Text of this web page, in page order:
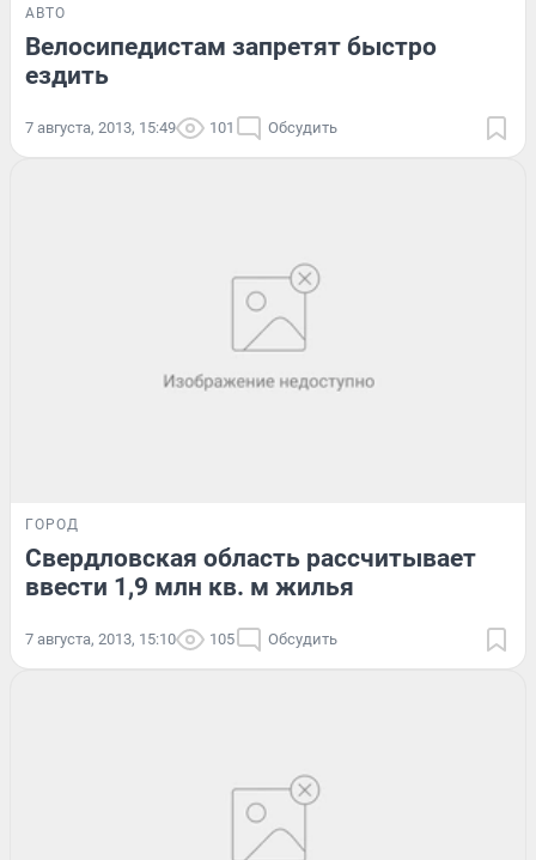
АВТО
Велосипедистам запретят быстро
ездить
7 августа, 2013, 15:49 101 Обсудить
ГОРОД
Свердловская область рассчитывает
ввести 1,9 млн кв. м жилья
7 августа, 2013, 15:10 105 Обсудить